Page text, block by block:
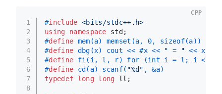
1
2
3
4
5
6
7
8
#include <bits/stdc++.h>
using
namespace std;
#define mem(a) memset(a, 0, sizeof(a))
#define dbg(x) cout << #x << " = " << x <<
#define fi(i, l, r) for (int i = l; i < r;
#define cd(a) scanf( "%d" , &a)
typedef
long long ll;
CPP